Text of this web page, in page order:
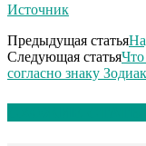
Источник
Предыдущая статья
Следующая статья
согласно знаку